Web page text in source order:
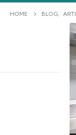
HOME BLOG,